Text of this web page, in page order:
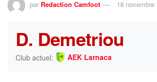
par Redaction Camfoot 18 novembre
D. Demetriou
Club actuel: AEK Larnaca